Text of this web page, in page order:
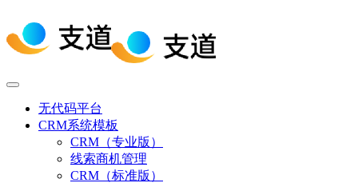
无代码平台
CRM系统模板
CRM（专业版）
线索商机管理
CRM（标准版）